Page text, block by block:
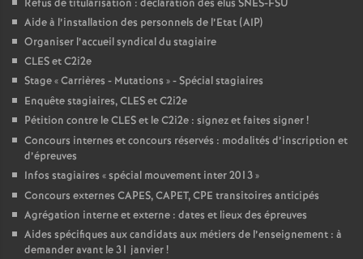
Refus de titularisation : déclaration des élus SNES-FSU
Aide à l’installation des personnels de l’Etat (AIP)
Organiser l’accueil syndical du stagiaire
CLES et C2i2e
Stage «Carrières - Mutations » - Spécial stagiaires
Enquête stagiaires, CLES et C2i2e
Pétition contre le CLES et le C2i2e : signez et faites signer!
Concours internes et concours réservés : modalités d’inscription et
d’épreuves
Infos stagiaires «spécial mouvement inter 2013»
Concours externes CAPES, CAPET, CPE transitoires anticipés
Agrégation interne et externe : dates et lieux des épreuves
Aides spécifiques aux candidats aux métiers de l’enseignement : à
demander avant le 31 janvier!